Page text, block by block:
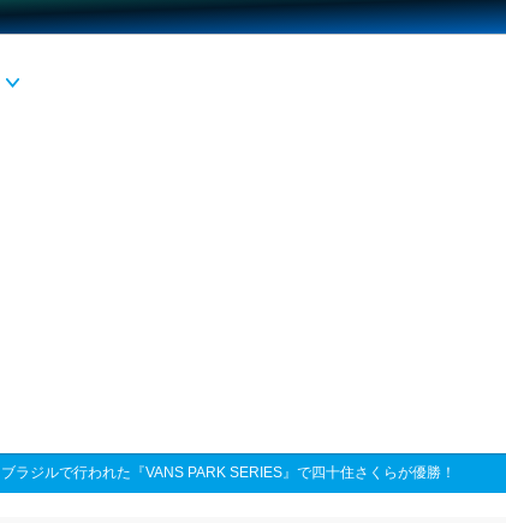
ブラジルで行われた『VANS PARK SERIES』で四十住さくらが優勝！